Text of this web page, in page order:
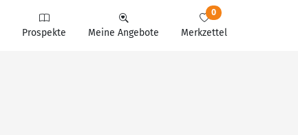
Prospekte Meine Angebote Merkzettel
0